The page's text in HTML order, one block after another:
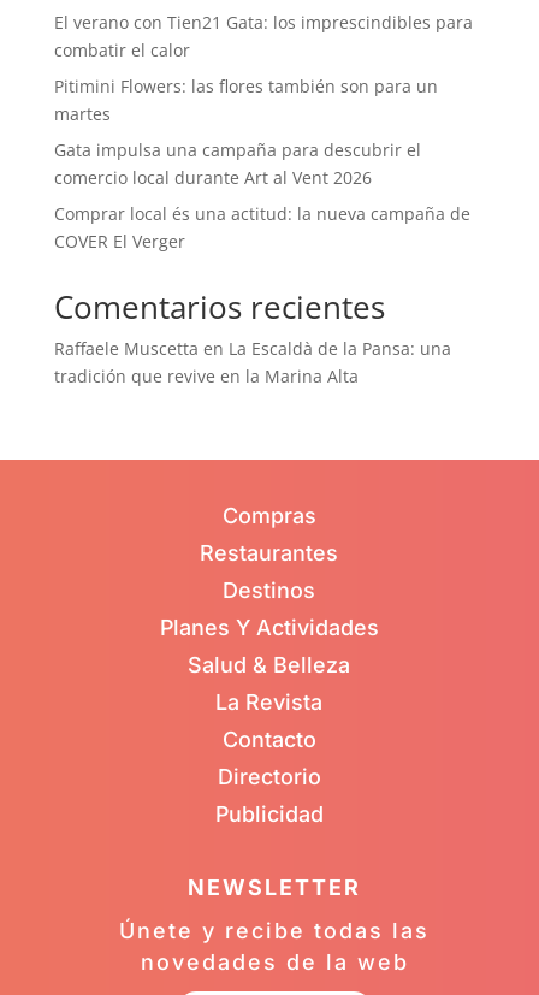
El verano con Tien21 Gata: los imprescindibles para
combatir el calor
Pitimini Flowers: las flores también son para un
martes
Gata impulsa una campaña para descubrir el
comercio local durante Art al Vent 2026
Comprar local és una actitud: la nueva campaña de
COVER El Verger
Comentarios recientes
Raffaele Muscetta en La Escaldà de la Pansa: una
tradición que revive en la Marina Alta
Compras
Restaurantes
Destinos
Planes Y Actividades
Salud & Belleza
La Revista
Contacto
Directorio
Publicidad
NEWSLETTER
Únete y recibe todas las
novedades de la web